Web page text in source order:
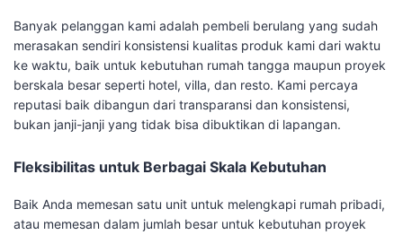
Banyak pelanggan kami adalah pembeli berulang yang sudah
merasakan sendiri konsistensi kualitas produk kami dari waktu
ke waktu, baik untuk kebutuhan rumah tangga maupun proyek
berskala besar seperti hotel, villa, dan resto. Kami percaya
reputasi baik dibangun dari transparansi dan konsistensi,
bukan janji-janji yang tidak bisa dibuktikan di lapangan.
Fleksibilitas untuk Berbagai Skala Kebutuhan
Baik Anda memesan satu unit untuk melengkapi rumah pribadi,
atau memesan dalam jumlah besar untuk kebutuhan proyek